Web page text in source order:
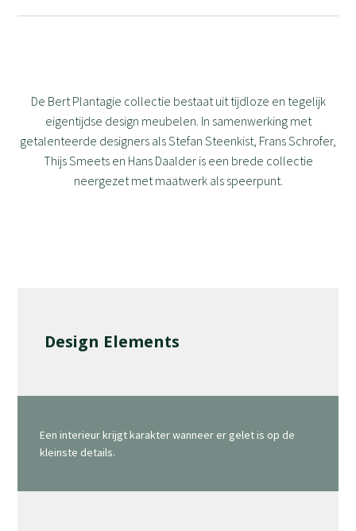
De Bert Plantagie collectie bestaat uit tijdloze en tegelijk
eigentijdse design meubelen. In samenwerking met
getalenteerde designers als Stefan Steenkist, Frans Schrofer,
Thijs Smeets en Hans Daalder is een brede collectie
neergezet met maatwerk als speerpunt.
Design Elements
Een interieur krijgt karakter wanneer er gelet is op de
kleinste details.